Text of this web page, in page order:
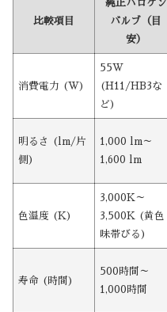
比較項目
純正ハロゲン
バルブ（目
安）
消費電力 (W)
55W
(H11/HB3な
ど)
明るさ (lm/片
側)
1,000 lm～
1,600 lm
色温度 (K)
3,000K～
3,500K (黄色
味帯びる)
寿命 (時間)
500時間～
1,000時間